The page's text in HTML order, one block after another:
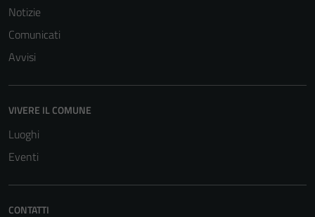
Notizie
Comunicati
Avvisi
VIVERE IL COMUNE
Luoghi
Eventi
CONTATTI